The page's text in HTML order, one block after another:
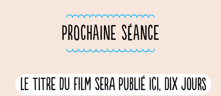
PROCHAINE SÉANCE
Le titre du film sera publié ici, dix jours